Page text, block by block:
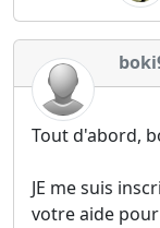
Tout d'abord,
JE me suis
votre aide